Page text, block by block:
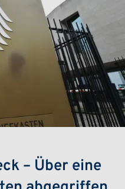
– Über eine